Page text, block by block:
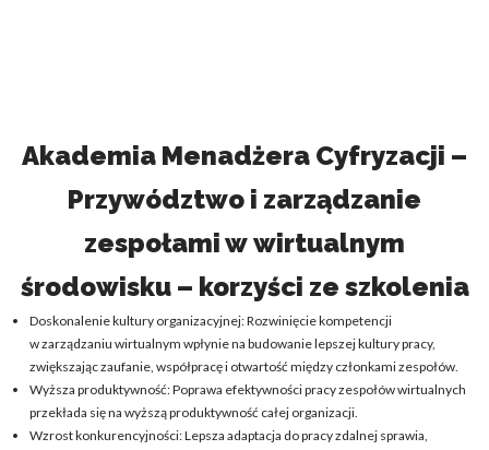
Akademia Menadżera Cyfryzacji –
Przywództwo i zarządzanie
zespołami w wirtualnym
środowisku – korzyści ze szkolenia
Doskonalenie kultury organizacyjnej: Rozwinięcie kompetencji
w zarządzaniu wirtualnym wpłynie na budowanie lepszej kultury pracy,
zwiększając zaufanie, współpracę i otwartość między członkami zespołów.
Wyższa produktywność: Poprawa efektywności pracy zespołów wirtualnych
przekłada się na wyższą produktywność całej organizacji.
Wzrost konkurencyjności: Lepsza adaptacja do pracy zdalnej sprawia,